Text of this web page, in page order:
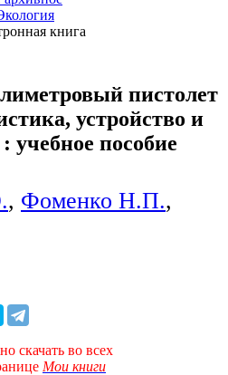
книга
пистолет
устройство и
учебное пособие
, Фоменко Н.П.,
скачать во всех
Мои книги